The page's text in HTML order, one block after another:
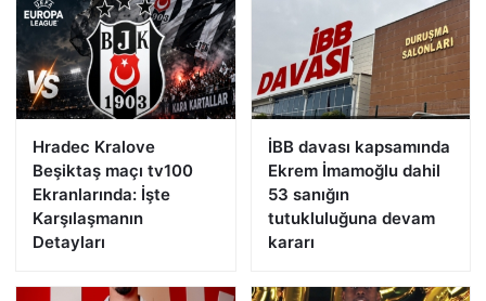
Hradec Kralove
Beşiktaş maçı tv100
Ekranlarında: İşte
Karşılaşmanın
Detayları
İBB davası kapsamında
Ekrem İmamoğlu dahil
53 sanığın
tutukluluğuna devam
kararı